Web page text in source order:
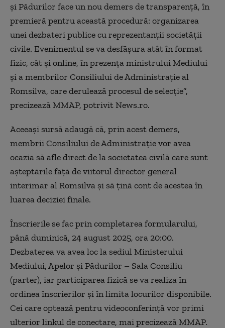
şi Pădurilor face un nou demers de transparenţă, în
premieră pentru această procedură: organizarea
unei dezbateri publice cu reprezentanţii societăţii
civile. Evenimentul se va desfăşura atât în format
fizic, cât şi online, în prezenţa ministrului Mediului
şi a membrilor Consiliului de Administraţie al
Romsilva, care derulează procesul de selecţie”,
precizează MMAP, potrivit News.ro.
Aceeaşi sursă adaugă că, prin acest demers,
membrii Consiliului de Administraţie vor avea
ocazia să afle direct de la societatea civilă care sunt
aşteptările faţă de viitorul director general
interimar al Romsilva şi să ţină cont de acestea în
luarea deciziei finale.
Înscrierile se fac prin completarea formularului,
până duminică, 24 august 2025, ora 20:00.
Dezbaterea va avea loc la sediul Ministerului
Mediului, Apelor şi Pădurilor – Sala Consiliu
(parter), iar participarea fizică se va realiza în
ordinea înscrierilor şi în limita locurilor disponibile.
Cei care optează pentru videoconferinţă vor primi
ulterior linkul de conectare, mai precizează MMAP.